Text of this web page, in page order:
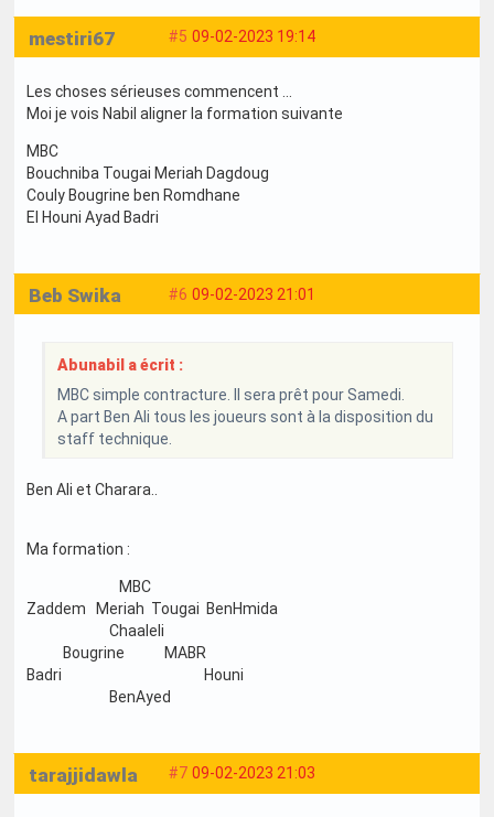
#5 09-02-2023 19:14
mestiri67
Les choses sérieuses commencent …
Moi je vois Nabil aligner la formation suivante
MBC
Bouchniba Tougai Meriah Dagdoug
Couly Bougrine ben Romdhane
El Houni Ayad Badri
#6 09-02-2023 21:01
Beb Swika
Abunabil a écrit :
MBC simple contracture. Il sera prêt pour Samedi.
A part Ben Ali tous les joueurs sont à la disposition du
staff technique.
Ben Ali et Charara..
Ma formation :
MBC
Zaddem Meriah Tougai BenHmida
Chaaleli
Bougrine MABR
Badri Houni
BenAyed
#7 09-02-2023 21:03
tarajjidawla